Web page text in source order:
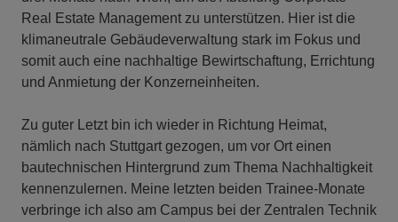
Real Estate Management zu unterstützen. Hier ist die
klimaneutrale Gebäudeverwaltung stark im Fokus und
somit auch eine nachhaltige Bewirtschaftung, Errichtung
und Anmietung der Konzerneinheiten.
Zu guter Letzt bin ich wieder in Richtung Heimat,
nämlich nach Stuttgart gezogen, um vor Ort einen
bautechnischen Hintergrund zum Thema Nachhaltigkeit
kennenzulernen. Meine letzten beiden Trainee-Monate
verbringe ich also am Campus bei der Zentralen Technik